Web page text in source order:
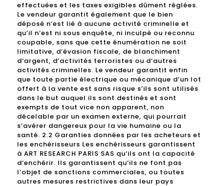
effectuées et les taxes exigibles dûment réglées.
Le vendeur garantit également que le bien
déposé n’est lié à aucune activité criminelle et
qu’il n’est ni sous enquête, ni inculpé ou reconnu
coupable, sans que cette énumération ne soit
limitative, d’évasion fiscale, de blanchiment
d’argent, d’activités terroristes ou d’autres
activités criminelles. Le vendeur garantit enfin
que toute partie électrique ou mécanique d’un lot
offert à la vente est sans risque s’ils sont utilisés
dans le but auquel ils sont destinés et sont
exempts de tout vice non apparent, non
décelable par un examen externe, qui pourrait
s’avérer dangereux pour la vie humaine ou la
santé. 2.2 Garanties données par les acheteurs et
les enchérisseurs Les enchérisseurs garantissent
à ART RESEARCH PARIS SAS qu’ils ont la capacité
d’enchérir. Ils garantissent qu’ils ne font pas
l’objet de sanctions commerciales, ou toutes
autres mesures restrictives dans leur pays